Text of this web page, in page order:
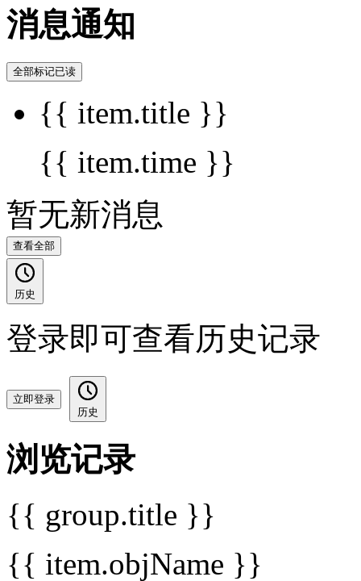
消息通知
全部标记已读
{{ item.title }}
{{ item.time }}
暂无新消息
查看全部
历史
登录即可查看历史记录
立即登录
历史
浏览记录
{{ group.title }}
{{ item.objName }}